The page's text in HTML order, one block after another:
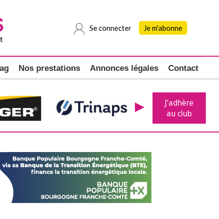
Se connecter Je m'abonne
Nos prestations Annonces légales Contact
J'adhère
au club